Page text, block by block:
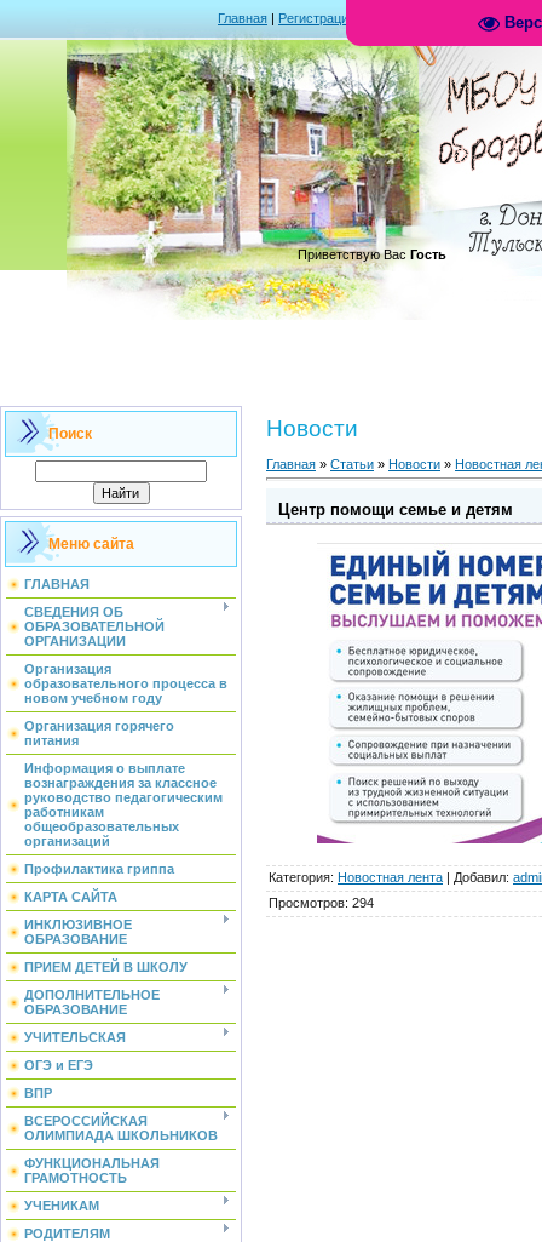
Главная | Регистрация
.
Приветствую Вас Гость
Поиск
Меню сайта
ГЛАВНАЯ
СВЕДЕНИЯ ОБ
ОБРАЗОВАТЕЛЬНОЙ
ОРГАНИЗАЦИИ
Организация
образовательного процесса в
новом учебном году
Организация горячего
питания
Информация о выплате
вознаграждения за классное
руководство педагогическим
работникам
общеобразовательных
организаций
Профилактика гриппа
КАРТА САЙТА
ИНКЛЮЗИВНОЕ
ОБРАЗОВАНИЕ
ПРИЕМ ДЕТЕЙ В ШКОЛУ
ДОПОЛНИТЕЛЬНОЕ
ОБРАЗОВАНИЕ
УЧИТЕЛЬСКАЯ
ОГЭ и ЕГЭ
ВПР
ВСЕРОССИЙСКАЯ
ОЛИМПИАДА ШКОЛЬНИКОВ
ФУНКЦИОНАЛЬНАЯ
ГРАМОТНОСТЬ
УЧЕНИКАМ
РОДИТЕЛЯМ
Новости
Главная » Статьи » Новости » Новостная
Центр помощи семье и детям
Категория: Новостная лента | Добавил:
Просмотров: 294